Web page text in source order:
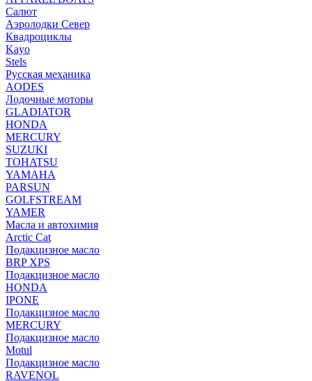
Салют
Аэролодки Север
Квадроциклы
Kayo
Stels
Русская механика
AODES
Лодочные моторы
GLADIATOR
HONDA
MERCURY
SUZUKI
TOHATSU
YAMAHA
PARSUN
GOLFSTREAM
YAMER
Масла и автохимия
Arctic Cat
Подакцизное масло
BRP XPS
Подакцизное масло
HONDA
IPONE
Подакцизное масло
MERCURY
Подакцизное масло
Motul
Подакцизное масло
RAVENOL